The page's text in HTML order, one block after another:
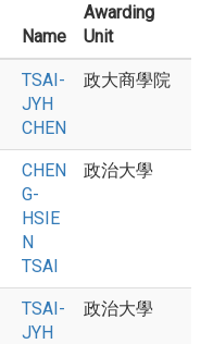
Name
Awarding
Unit
TSAI-
JYH
CHEN
政大商學院
CHEN
G-
HSIE
N
TSAI
政治大學
TSAI-
JYH
政治大學